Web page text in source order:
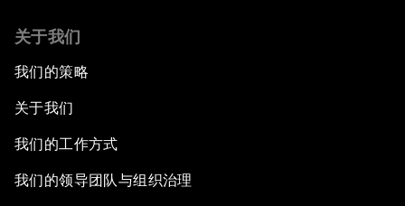
关于我们
我们的策略
关于我们
我们的工作方式
我们的领导团队与组织治理